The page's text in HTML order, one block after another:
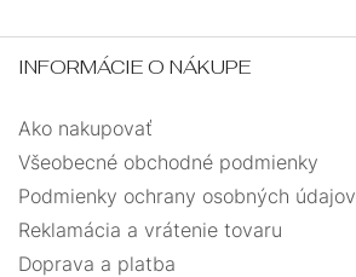
INFORMÁCIE O NÁKUPE
Ako nakupovať
Všeobecné obchodné podmienky
Podmienky ochrany osobných údajov
Reklamácia a vrátenie tovaru
Doprava a platba